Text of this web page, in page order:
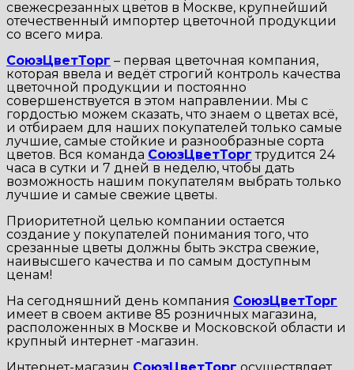
свежесрезанных цветов в Москве, крупнейший
отечественный импортер цветочной продукции
со всего мира.
СоюзЦветТорг – первая цветочная компания,
которая ввела и ведёт строгий контроль качества
цветочной продукции и постоянно
совершенствуется в этом направлении. Мы с
гордостью можем сказать, что знаем о цветах всё,
и отбираем для наших покупателей только самые
лучшие, самые стойкие и разнообразные сорта
цветов. Вся команда СоюзЦветТорг трудится 24
часа в сутки и 7 дней в неделю, чтобы дать
возможность нашим покупателям выбрать только
лучшие и самые свежие цветы.
Приоритетной целью компании остается
создание у покупателей понимания того, что
срезанные цветы должны быть экстра свежие,
наивысшего качества и по самым доступным
ценам!
На сегодняшний день компания СоюзЦветТорг
имеет в своем активе 85 розничных магазина,
расположенных в Москве и Московской области и
крупный интернет -магазин.
Интернет-магазин СоюзЦветТорг осуществляет